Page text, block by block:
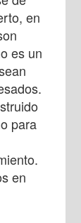
en
es un
para
en